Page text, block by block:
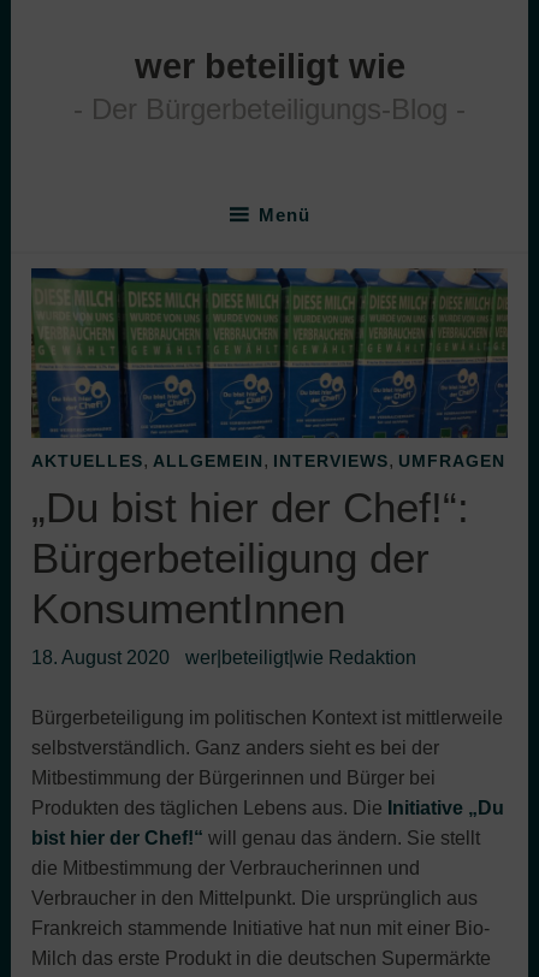
wer beteiligt wie
Der Bürgerbeteiligungs-Blog
Menü
AKTUELLES, ALLGEMEIN, INTERVIEWS, UMFRAGEN
„Du bist hier der Chef!“:
Bürgerbeteiligung der
KonsumentInnen
18. August 2020 wer|beteiligt|wie Redaktion
Bürgerbeteiligung im politischen Kontext ist mittlerweile
selbstverständlich. Ganz anders sieht es bei der
Mitbestimmung der Bürgerinnen und Bürger bei
Produkten des täglichen Lebens aus. Die Initiative „Du
bist hier der Chef!“ will genau das ändern. Sie stellt
die Mitbestimmung der Verbraucherinnen und
Verbraucher in den Mittelpunkt. Die ursprünglich aus
Frankreich stammende Initiative hat nun mit einer Bio-
Milch das erste Produkt in die deutschen Supermärkte